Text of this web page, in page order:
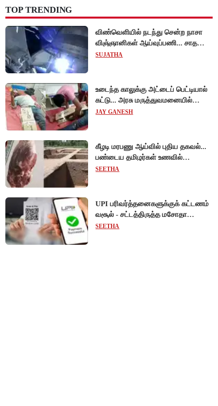
TOP TRENDING
விண்வெளியில் நடந்து சென்ற நாசா
விஞ்ஞானிகள் ஆய்வுப்பணி... சாதனை
!
SUJATHA
உடைந்த காலுக்கு அட்டைப் பெட்டியால்
கட்டு... அரசு மருத்துவமனையில்
விநோத சிகிச்சை... அதிர்ச்சி வீடியோ!
JAY GANESH
கீழடி மரபணு ஆய்வில் புதிய தகவல்...
பண்டைய தமிழர்கள் உணவில்
அதிகளவு இறைச்சி பயன்பாடு!
SEETHA
UPI பரிவர்த்தனைகளுக்குக் கட்டணம்
வசூல் - சட்டத்திருத்த மசோதா
நிறைவேற்றம்!
SEETHA